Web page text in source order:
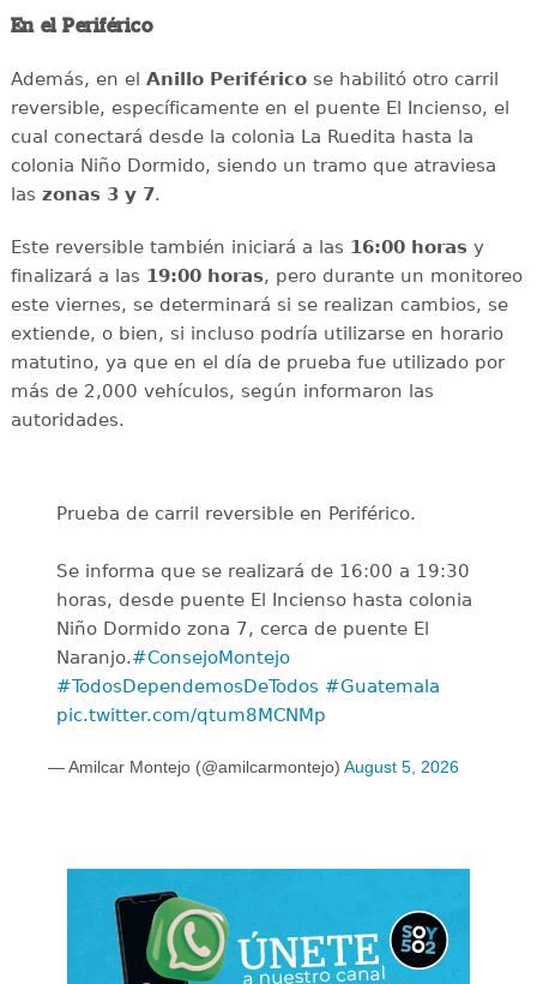
En el Periférico
Además, en el Anillo Periféricose habilitó otro carril
reversible, específicamente en el puente El Incienso, el
cual conectará desde la colonia La Ruedita hasta la
colonia Niño Dormido, siendo un tramo que atraviesa
las zonas 3 y 7.
Este reversible también iniciará a las 16:00 horasy
finalizará a las 19:00 horas, pero durante un monitoreo
este viernes, se determinará si se realizan cambios, se
extiende, o bien, si incluso podría utilizarse en horario
matutino, ya que en el día de prueba fue utilizado por
más de 2,000 vehículos, según informaron las
autoridades.
Prueba de carril reversible en Periférico.
Se informa que se realizará de 16:00 a 19:30
horas, desde puente El Incienso hasta colonia
Niño Dormido zona 7, cerca de puente El
Naranjo.#ConsejoMontejo
#TodosDependemosDeTodos #Guatemala
pic.twitter.com/qtum8MCNMp
— Amilcar Montejo (@amilcarmontejo) August 5, 2026